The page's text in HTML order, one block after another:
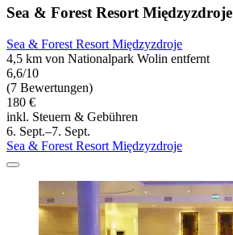
Sea & Forest Resort Międzyzdroje
Sea & Forest Resort Międzyzdroje
4,5 km von Nationalpark Wolin entfernt
6,6/10
(7 Bewertungen)
180 €
inkl. Steuern & Gebühren
6. Sept.–7. Sept.
Sea & Forest Resort Międzyzdroje